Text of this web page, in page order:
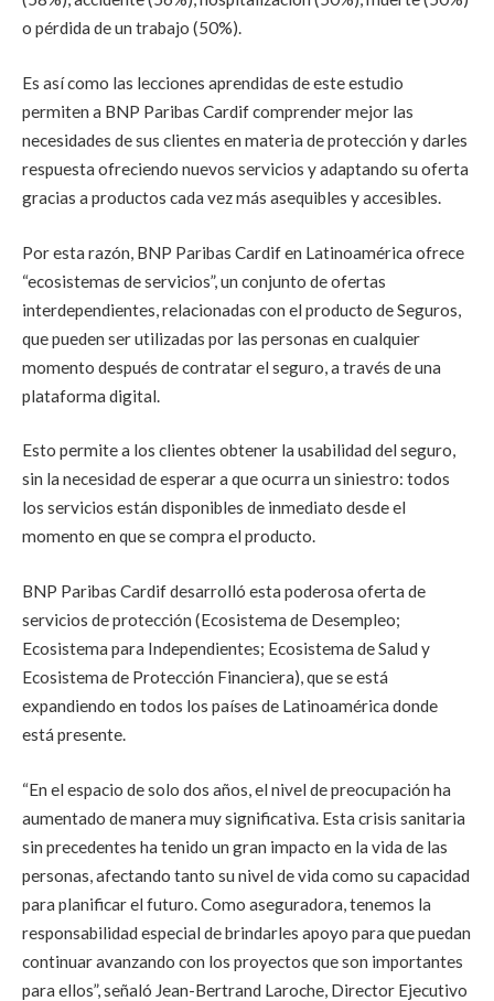
o pérdida de un trabajo (50%).
Es así como las lecciones aprendidas de este estudio
permiten a BNP Paribas Cardif comprender mejor las
necesidades de sus clientes en materia de protección y darles
respuesta ofreciendo nuevos servicios y adaptando su oferta
gracias a productos cada vez más asequibles y accesibles.
Por esta razón, BNP Paribas Cardif en Latinoamérica ofrece
“ecosistemas de servicios”, un conjunto de ofertas
interdependientes, relacionadas con el producto de Seguros,
que pueden ser utilizadas por las personas en cualquier
momento después de contratar el seguro, a través de una
plataforma digital.
Esto permite a los clientes obtener la usabilidad del seguro,
sin la necesidad de esperar a que ocurra un siniestro: todos
los servicios están disponibles de inmediato desde el
momento en que se compra el producto.
BNP Paribas Cardif desarrolló esta poderosa oferta de
servicios de protección (Ecosistema de Desempleo;
Ecosistema para Independientes; Ecosistema de Salud y
Ecosistema de Protección Financiera), que se está
expandiendo en todos los países de Latinoamérica donde
está presente.
“En el espacio de solo dos años, el nivel de preocupación ha
aumentado de manera muy significativa. Esta crisis sanitaria
sin precedentes ha tenido un gran impacto en la vida de las
personas, afectando tanto su nivel de vida como su capacidad
para planificar el futuro. Como aseguradora, tenemos la
responsabilidad especial de brindarles apoyo para que puedan
continuar avanzando con los proyectos que son importantes
para ellos”, señaló Jean-Bertrand Laroche, Director Ejecutivo